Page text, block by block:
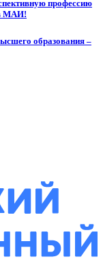
профессию
МАИ!
образования –